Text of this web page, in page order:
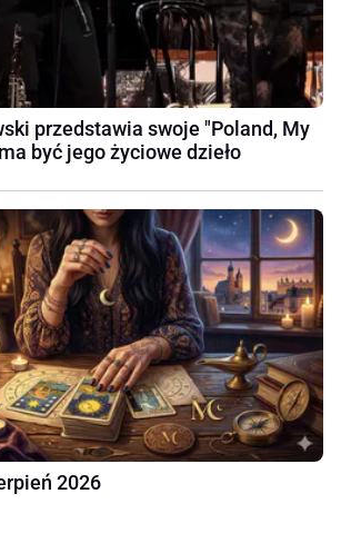
przedstawia swoje "Poland, My
być jego życiowe dzieło
2026